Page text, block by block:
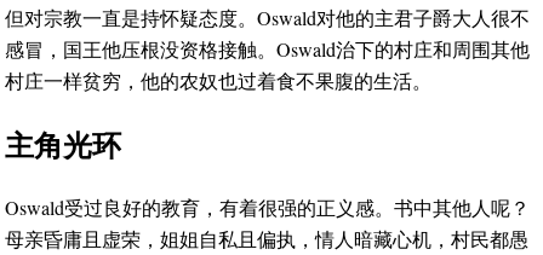
但对宗教一直是持怀疑态度。Oswald对他的主君子爵大人很不
感冒，国王他压根没资格接触。Oswald治下的村庄和周围其他
村庄一样贫穷，他的农奴也过着食不果腹的生活。
主角光环
Oswald受过良好的教育，有着很强的正义感。书中其他人呢？
母亲昏庸且虚荣，姐姐自私且偏执，情人暗藏心机，村民都愚